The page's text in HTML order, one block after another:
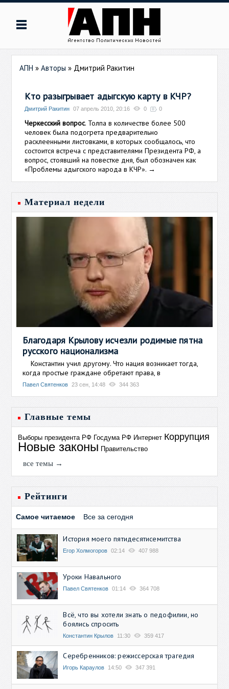
АПН »Авторы » Дмитрий Ракитин
Кто разыгрывает адыгскую карту в КЧР?
Дмитрий Ракитин 07 апрель 2010, 20:16 0 0
Черкесский вопрос. Толпа в количестве более 500
человек была подогрета предварительно
расклеенными листовками, в которых сообщалось, что
состоится встреча с представителями Президента РФ, а
вопрос, стоявший на повестке дня, был обозначен как
«Проблемы адыгского народа в КЧР». →
Материал недели
Благодаря Крылову исчезли родимые пятна
русского национализма
Константин учил другому. Что нация возникает тогда,
когда простые граждане обретают права, в
Павел Святенков 23 сен, 14:48 344 363
Главные темы
Выборы президента РФ Госдума РФ Интернет Коррупция
Новые законы Правительство
все темы →
Рейтинги
Самое читаемое Все за сегодня
История моего пятидесятисемитства
Егор Холмогоров 02:14 407 988
Уроки Навального
Павел Святенков 01:14 364 708
Всё, что вы хотели знать о педофилии, но
боялись спросить
Константин Крылов 11:30 359 417
Серебренников: режиссерская трагедия
Игорь Караулов 14:50 347 391